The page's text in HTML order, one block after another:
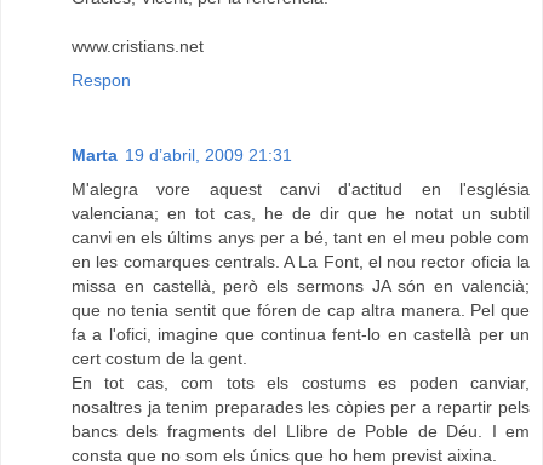
www.cristians.net
Respon
Marta 19 d’abril, 2009 21:31
M'alegra vore aquest canvi d'actitud en l'església
valenciana; en tot cas, he de dir que he notat un subtil
canvi en els últims anys per a bé, tant en el meu poble com
en les comarques centrals. A La Font, el nou rector oficia la
missa en castellà, però els sermons JA són en valencià;
que no tenia sentit que fóren de cap altra manera. Pel que
fa a l'ofici, imagine que continua fent-lo en castellà per un
cert costum de la gent.
En tot cas, com tots els costums es poden canviar,
nosaltres ja tenim preparades les còpies per a repartir pels
bancs dels fragments del Llibre de Poble de Déu. I em
consta que no som els únics que ho hem previst aixina.